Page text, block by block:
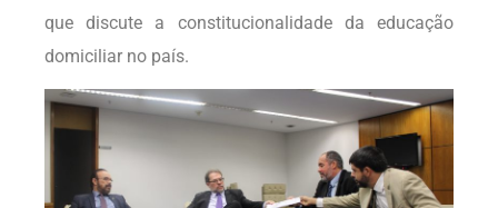
que discute a constitucionalidade da educação
domiciliar no país.